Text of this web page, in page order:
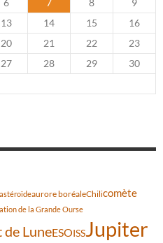
6 7 8
9
13 14 15
16
20 21 22
23
27 28 29
30
astéroïdeaurore boréaleChilicomète
de la Grande Ourse
LuneESOISSJupiter